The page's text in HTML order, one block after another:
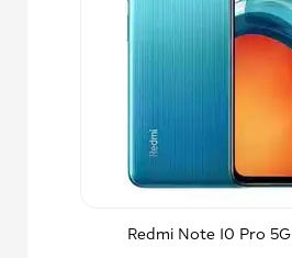
Redmi Note 10 Pro